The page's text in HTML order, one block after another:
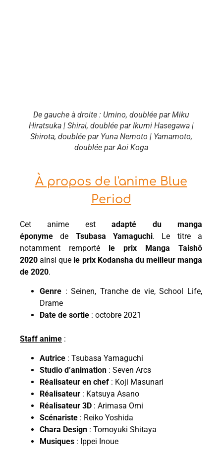
De gauche à droite : Umino, doublée par Miku
Hiratsuka | Shirai, doublée par Ikumi Hasegawa |
Shirota, doublée par Yuna Nemoto | Yamamoto,
doublée par Aoi Koga
À propos de l'anime Blue
Period
Cet anime estadapté du manga
éponyme de Tsubasa Yamaguchi. Le titre a
notamment remporté le prix Manga Taishô
2020 ainsi que le prix Kodansha du meilleur manga
de 2020.
Genre : Seinen, Tranche de vie, School Life,
Drame
Date de sortie : octobre 2021
Staff anime :
Autrice : Tsubasa Yamaguchi
Studio d’animation : Seven Arcs
Réalisateur en chef : Koji Masunari
Réalisateur : Katsuya Asano
Réalisateur 3D : Arimasa Omi
Scénariste : Reiko Yoshida
Chara Design : Tomoyuki Shitaya
Musiques : Ippei Inoue